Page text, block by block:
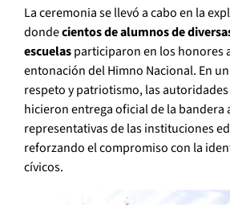
La ceremonia se llevó a cabo en la
dondecientos de alumnos de
escuelasparticiparon en los honores
entonación del Himno Nacional. En
respeto y patriotismo, las
hicieron entrega oficial de la bandera
representativas de las instituciones
reforzando el compromiso con la
cívicos.